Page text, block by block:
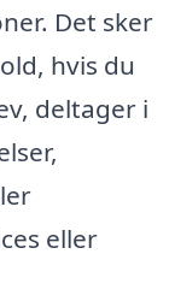
Det sker
hvis du
deltager i
eller